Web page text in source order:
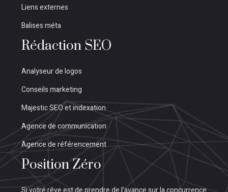
Liens externes
Balises méta
Rédaction SEO
Analyseur de logos
Conseils marketing
Majestic SEO et indexation
Agence de communication
Agence de référencement
Position Zéro